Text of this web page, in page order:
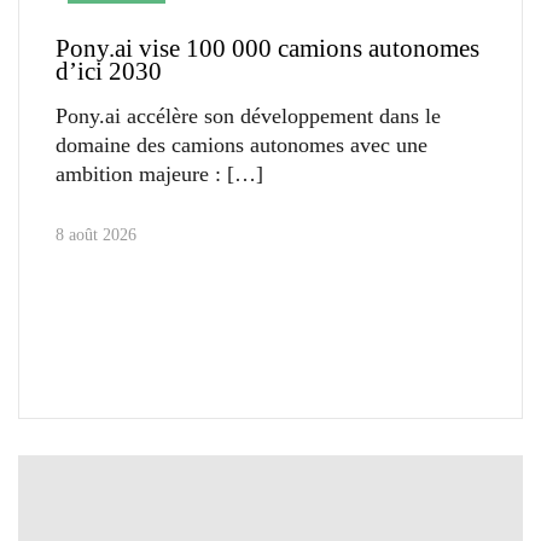
Pony.ai vise 100 000 camions autonomes
d’ici 2030
Pony.ai accélère son développement dans le
domaine des camions autonomes avec une
ambition majeure :
8 août 2026